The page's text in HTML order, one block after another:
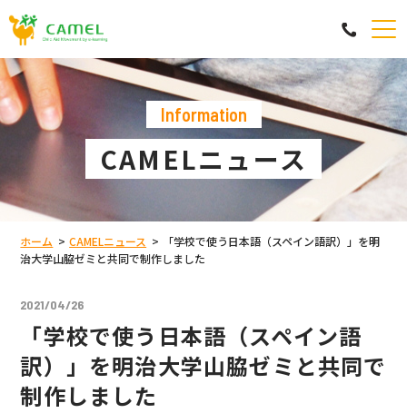
information
CAMELニュース
ホーム CAMELニュース
「学校で使う日本語（スペイン語訳）」を明
治大学山脇ゼミと共同で制作しました
2021/04/26
「学校で使う日本語（スペイン語
訳）」を明治大学山脇ゼミと共同で
制作しました